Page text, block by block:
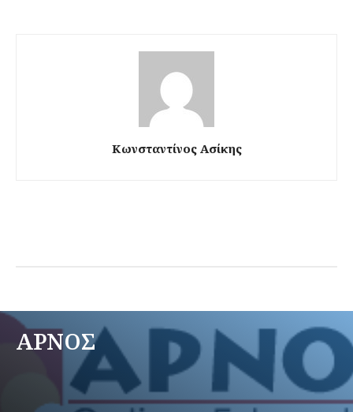
Κωνσταντίνος Ασίκης
ΑΡΝΟΣ